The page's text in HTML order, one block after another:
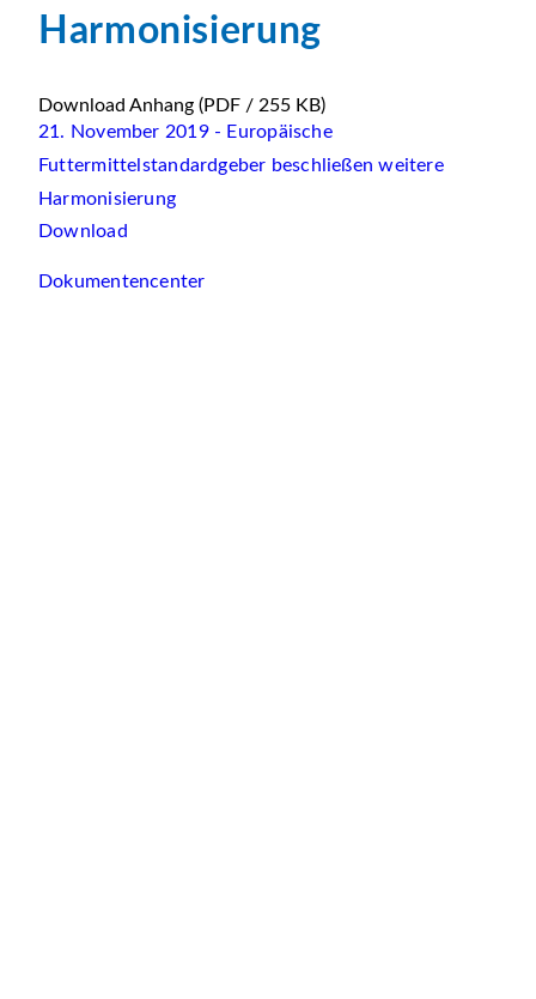
Harmonisierung
Download Anhang (PDF / 255 KB)
21. November 2019 - Europäische
Futtermittelstandardgeber beschließen weitere
Harmonisierung
Download
Dokumentencenter